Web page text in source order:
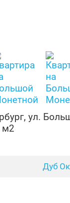
ул.
м2
Дуб